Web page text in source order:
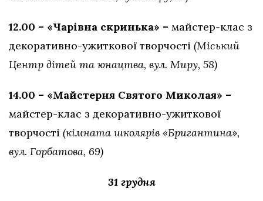
12.00 – «Чарівна скринька» – майстер-клас з
декоративно-ужиткової творчості (Міський
Центр дітей та юнацтва, вул. Миру, 58)
14.00 – «Майстерня Святого Миколая» –
майстер-клас з декоративно-ужиткової
творчості (кімната школярів «Бригантина»,
вул. Горбатова, 69)
31 грудня